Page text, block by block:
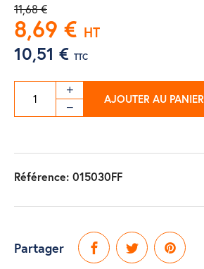
11,68 €
8,69 € HT
10,51 € TTC
AJOUTER AU PANIER
Référence: 015030FF
Partager